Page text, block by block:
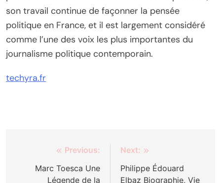
son travail continue de façonner la pensée
politique en France, et il est largement considéré
comme l’une des voix les plus importantes du
journalisme politique contemporain.
techyra.fr
navigation
Previous:
Marc Toesca Une
Légende de la
Next:
Philippe Édouard
Elbaz Biographie, Vie